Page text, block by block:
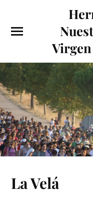
La Velá